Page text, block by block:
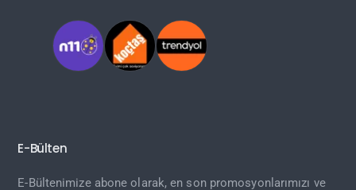
E-Bülten
E-Bültenimize abone olarak, en son promosyonlarımızı ve